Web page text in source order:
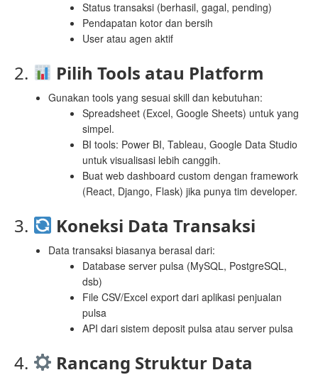
Status transaksi (berhasil, gagal, pending)
Pendapatan kotor dan bersih
User atau agen aktif
2. Pilih Tools atau Platform
Gunakan tools yang sesuai skill dan kebutuhan:
Spreadsheet (Excel, Google Sheets) untuk yang
simpel.
BI tools: Power BI, Tableau, Google Data Studio
untuk visualisasi lebih canggih.
Buat web dashboard custom dengan framework
(React, Django, Flask) jika punya tim developer.
3. Koneksi Data Transaksi
Data transaksi biasanya berasal dari:
Database server pulsa (MySQL, PostgreSQL,
dsb)
File CSV/Excel export dari aplikasi penjualan
pulsa
API dari sistem deposit pulsa atau server pulsa
4. Rancang Struktur Data